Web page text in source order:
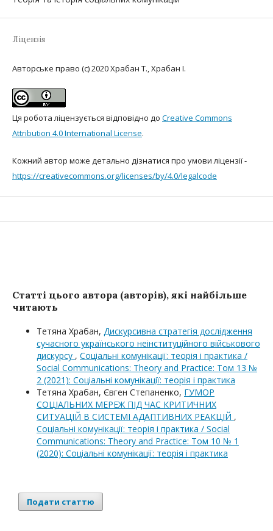
Ліцензія
Авторське право (c) 2020 Храбан Т., Храбан І.
Ця робота ліцензується відповідно до Creative Commons
Attribution 4.0 International License.
Кожний автор може детально дізнатися про умови ліцензії -
https://creativecommons.org/licenses/by/4.0/legalcode
Статті цього автора (авторів), які найбільше
читають
Тетяна Храбан, Дискурсивна стратегія дослідження
сучасного українського неінституційного військового
дискурсу , Соціальні комунікації: теорія і практика /
Social Communications: Theory and Practice: Том 13 №
2 (2021): Соціальні комунікації: теорія і практика
Тетяна Храбан, Євген Степаненко, ГУМОР
СОЦІАЛЬНИХ МЕРЕЖ ПІД ЧАС КРИТИЧНИХ
СИТУАЦІЙ В СИСТЕМІ АДАПТИВНИХ РЕАКЦІЙ ,
Соціальні комунікації: теорія і практика / Social
Communications: Theory and Practice: Том 10 № 1
(2020): Соціальні комунікації: теорія і практика
Подати статтю